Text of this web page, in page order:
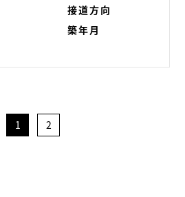
接道方向
築年月
1 2